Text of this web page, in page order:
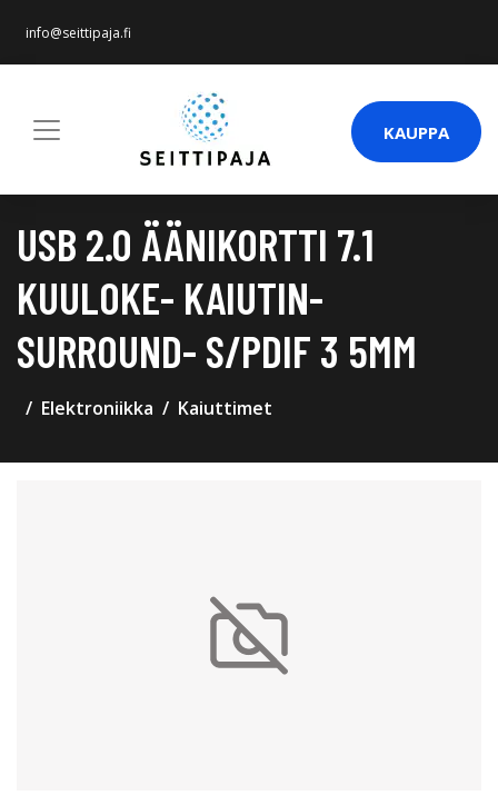
info@seittipaja.fi
KAUPPA
USB 2.0 ÄÄNIKORTTI 7.1
KUULOKE- KAIUTIN-
SURROUND- S/PDIF 3 5MM
Elektroniikka Kaiuttimet